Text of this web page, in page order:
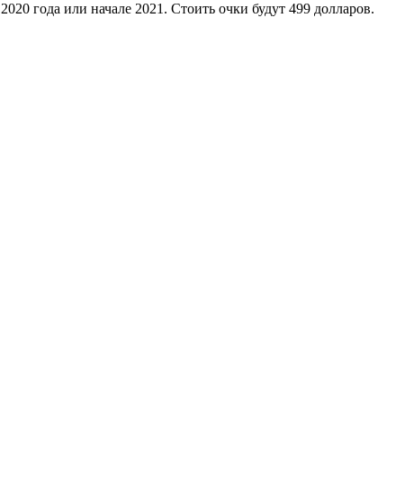
года или начале 2021. Стоить очки будут 499 долларов.